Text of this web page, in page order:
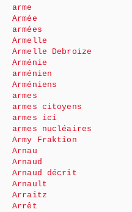
arme
Armée
armées
Armelle
Armelle Debroize
Arménie
arménien
Arméniens
armes
armes citoyens
armes ici
armes nucléaires
Army Fraktion
Arnau
Arnaud
Arnaud décrit
Arnault
Arraitz
Arrêt